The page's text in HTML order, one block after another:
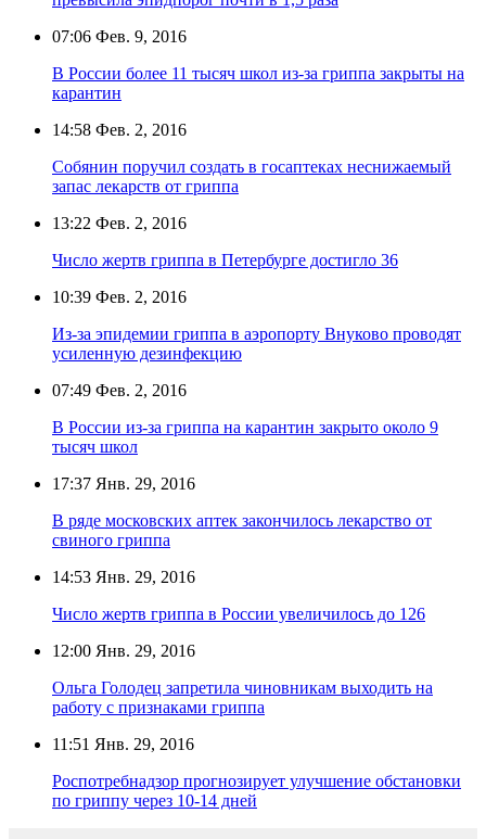
07:06 Фев. 9, 2016
В России более 11 тысяч школ из-за гриппа закрыты на
карантин
14:58 Фев. 2, 2016
Собянин поручил создать в госаптеках неснижаемый
запас лекарств от гриппа
13:22 Фев. 2, 2016
Число жертв гриппа в Петербурге достигло 36
10:39 Фев. 2, 2016
Из-за эпидемии гриппа в аэропорту Внуково проводят
усиленную дезинфекцию
07:49 Фев. 2, 2016
В России из-за гриппа на карантин закрыто около 9
тысяч школ
17:37 Янв. 29, 2016
В ряде московских аптек закончилось лекарство от
свиного гриппа
14:53 Янв. 29, 2016
Число жертв гриппа в России увеличилось до 126
12:00 Янв. 29, 2016
Ольга Голодец запретила чиновникам выходить на
работу с признаками гриппа
11:51 Янв. 29, 2016
Роспотребнадзор прогнозирует улучшение обстановки
по гриппу через 10-14 дней